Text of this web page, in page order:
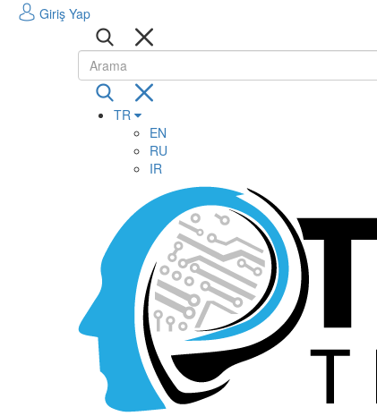
Giriş Yap
TR
EN
RU
IR